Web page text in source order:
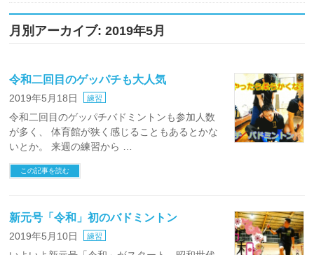
月別アーカイブ: 2019年5月
令和二回目のゲッパチも大人気
2019年5月18日 練習
令和二回目のゲッパチバドミントンも参加人数
が多く、 体育館が狭く感じることもあるとかな
いとか。 来週の練習から …
この記事を読む
新元号「令和」初のバドミントン
2019年5月10日 練習